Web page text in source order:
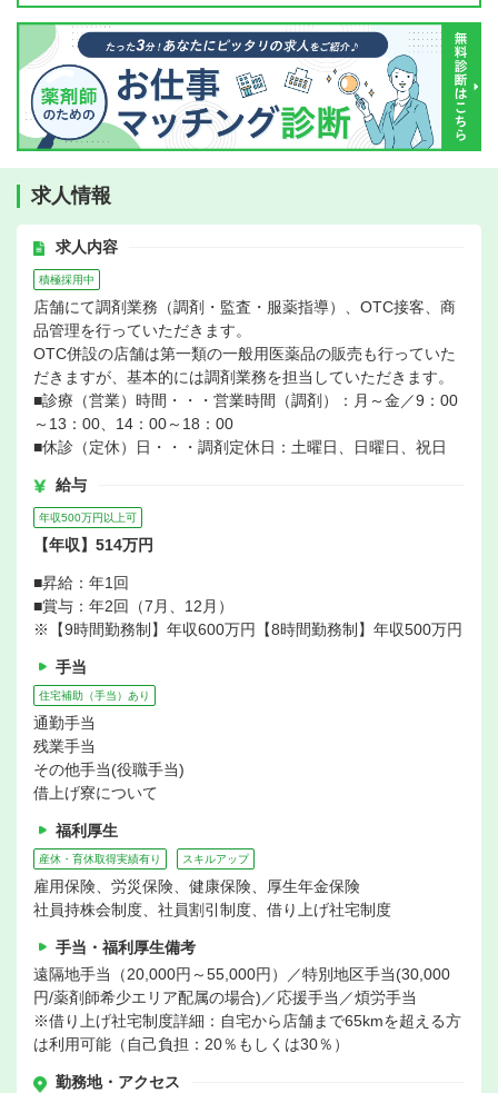
求人情報
求人内容
積極採用中
店舗にて調剤業務（調剤・監査・服薬指導）、OTC接客、商
品管理を行っていただきます。
OTC併設の店舗は第一類の一般用医薬品の販売も行っていた
だきますが、基本的には調剤業務を担当していただきます。
■診療（営業）時間・・・営業時間（調剤）：月～金／9：00
～13：00、14：00～18：00
■休診（定休）日・・・調剤定休日：土曜日、日曜日、祝日
給与
年収500万円以上可
【年収】514万円
■昇給：年1回
■賞与：年2回（7月、12月）
※【9時間勤務制】年収600万円【8時間勤務制】年収500万円
手当
住宅補助（手当）あり
通勤手当
残業手当
その他手当(役職手当)
借上げ寮について
福利厚生
産休・育休取得実績有り スキルアップ
雇用保険、労災保険、健康保険、厚生年金保険
社員持株会制度、社員割引制度、借り上げ社宅制度
手当・福利厚生備考
遠隔地手当（20,000円～55,000円）／特別地区手当(30,000
円/薬剤師希少エリア配属の場合)／応援手当／煩労手当
※借り上げ社宅制度詳細：自宅から店舗まで65kmを超える方
は利用可能（自己負担：20％もしくは30％）
勤務地・アクセス